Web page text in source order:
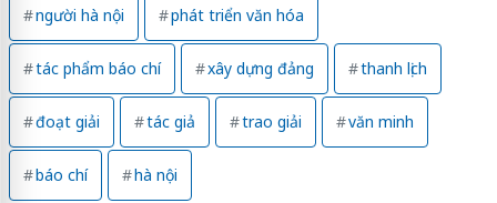
người hà nội phát triển văn hóa
tác phẩm báo chí xây dựng đảng thanh lịch
đoạt giải tác giả trao giải văn minh
báo chí hà nội